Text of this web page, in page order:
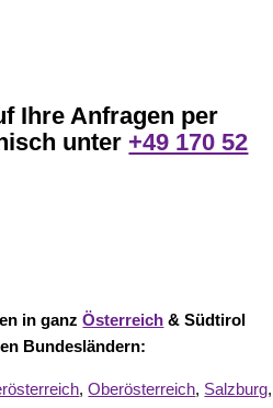
Ihre Anfragen per
unter +49 170 52
in ganzÖsterreich & Südtirol
Bundesländern:
,Oberösterreich, Salzburg